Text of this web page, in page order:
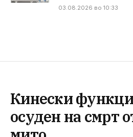
03.08.2026 во 10:33
Кинески
осуден на смрт